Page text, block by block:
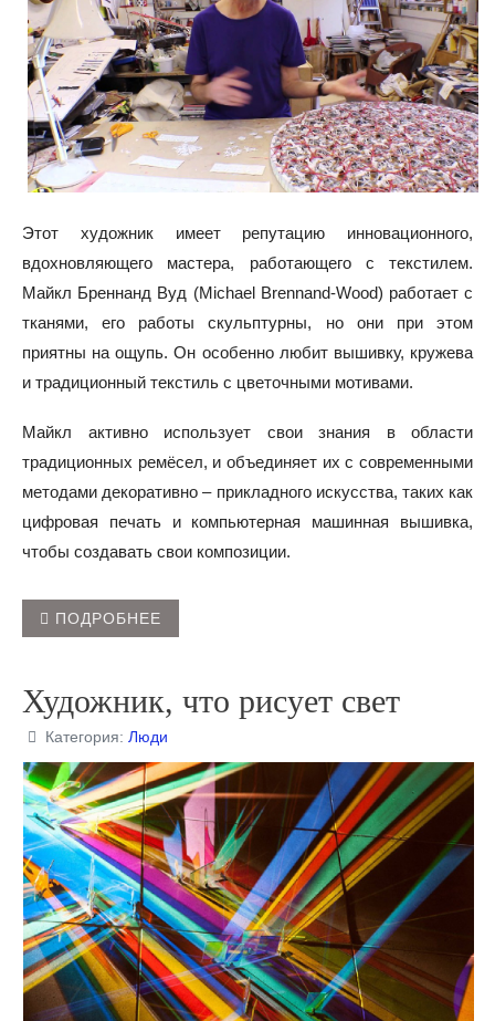
Этот художник имеет репутацию инновационного,
вдохновляющего мастера, работающего с текстилем.
Майкл Бреннанд Вуд (Michael Brennand-Wood) работает с
тканями, его работы скульптурны, но они при этом
приятны на ощупь. Он особенно любит вышивку, кружева
и традиционный текстиль с цветочными мотивами.
Майкл активно использует свои знания в области
традиционных ремёсел, и объединяет их с современными
методами декоративно – прикладного искусства, таких как
цифровая печать и компьютерная машинная вышивка,
чтобы создавать свои композиции.
ПОДРОБНЕЕ
Художник, что рисует свет
Категория: Люди